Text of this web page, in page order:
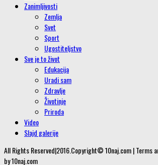
Zanimljivosti
Zemlja
Svet
Sport
Ugostiteljstvo
Sve je to život
Edukacija
Uradi sam
Zdravlje
Životinje
Priroda
Video
Slajd galerije
All Rights Reserved|2016.Copyright© 10naj.com | Terms
by 10naj.com